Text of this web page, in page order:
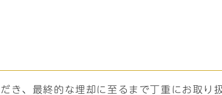
き、最終的な埋却に至るまで丁重にお取り